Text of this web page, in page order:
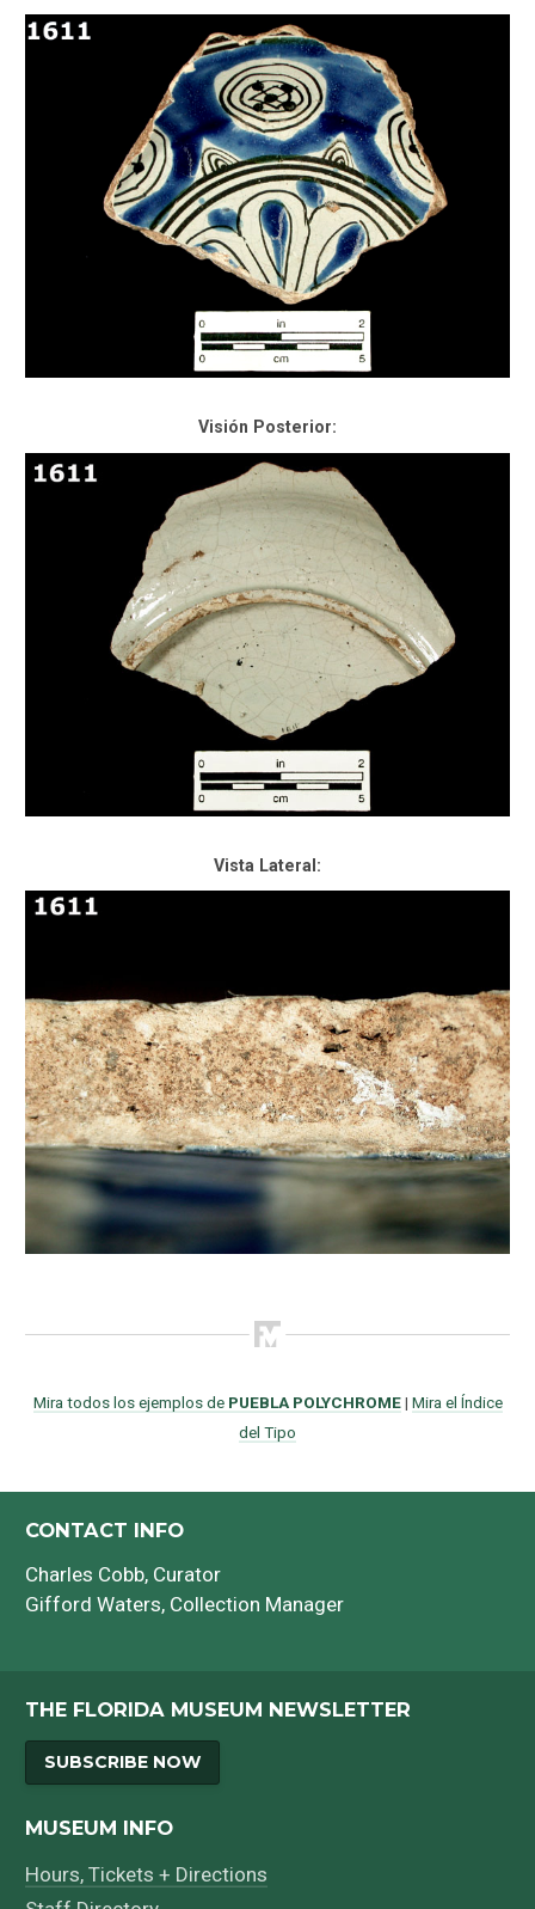
Visión Posterior:
Vista Lateral:
Mira todos los ejemplos de PUEBLA POLYCHROME| Mira el Índice
del Tipo
CONTACT INFO
Charles Cobb, Curator
Gifford Waters, Collection Manager
THE FLORIDA MUSEUM NEWSLETTER
SUBSCRIBE NOW
MUSEUM INFO
Hours, Tickets + Directions